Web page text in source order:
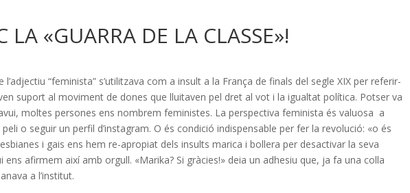
LA «GUARRA DE LA CLASSE»!
l’adjectiu “feminista” s’utilitzava com a insult a la França de finals del segle XIX per referir-
suport al moviment de dones que lluitaven pel dret al vot i la igualtat política. Potser va
moltes persones ens nombrem feministes. La perspectiva feminista és valuosa a
o seguir un perfil d’instagram. O és condició indispensable per fer la revolució: «o és
i gais ens hem re-apropiat dels insults marica i bollera per desactivar la seva
afirmem així amb orgull. «Marika? Si gràcies!» deia un adhesiu que, ja fa una colla
a l’institut.